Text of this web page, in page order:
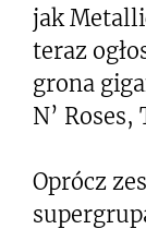
jak
teraz
grona
N’
Oprócz